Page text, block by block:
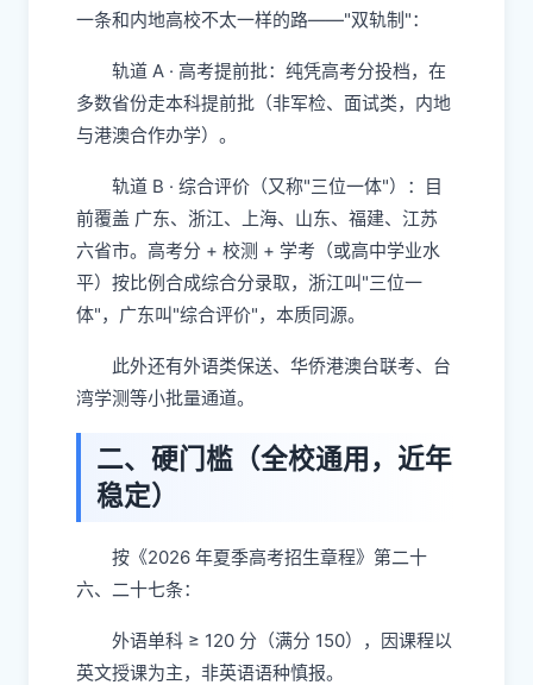
一条和内地高校不太一样的路——"双轨制"：
轨道 A · 高考提前批：纯凭高考分投档，在
多数省份走本科提前批（非军检、面试类，内地
与港澳合作办学）。
轨道 B · 综合评价（又称"三位一体"）：目
前覆盖 广东、浙江、上海、山东、福建、江苏​
六省市。高考分 + 校测 + 学考（或高中学业水
平）按比例合成综合分录取，浙江叫"三位一
体"，广东叫"综合评价"，本质同源。
此外还有外语类保送、华侨港澳台联考、台
湾学测等小批量通道。
二、硬门槛（全校通用，近年
稳定）
按《2026 年夏季高考招生章程》第二十
六、二十七条：
外语单科 ≥ 120 分（满分 150），因课程以
英文授课为主，非英语语种慎报。